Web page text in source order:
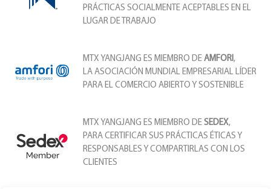
PRÁCTICAS SOCIALMENTE ACEPTABLES EN EL
LUGAR DE TRABAJO
MTX YANGJANG ES MIEMBRO DE AMFORI ,
LA ASOCIACIÓN MUNDIAL EMPRESARIAL LÍDER
PARA EL COMERCIO ABIERTO Y SOSTENIBLE
MTX YANGJANG ES MIEMBRO DE SEDEX,
PARA CERTIFICAR SUS PRÁCTICAS ÉTICAS Y
RESPONSABLES Y COMPARTIRLAS CON LOS
CLIENTES